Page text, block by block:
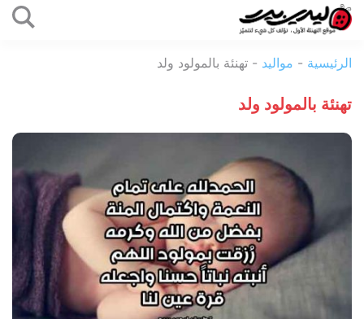
المحتوى
بيرد
الرئيسية - مواليد - تهنئة بالمولود ولد
تهنئة بالمولود ولد